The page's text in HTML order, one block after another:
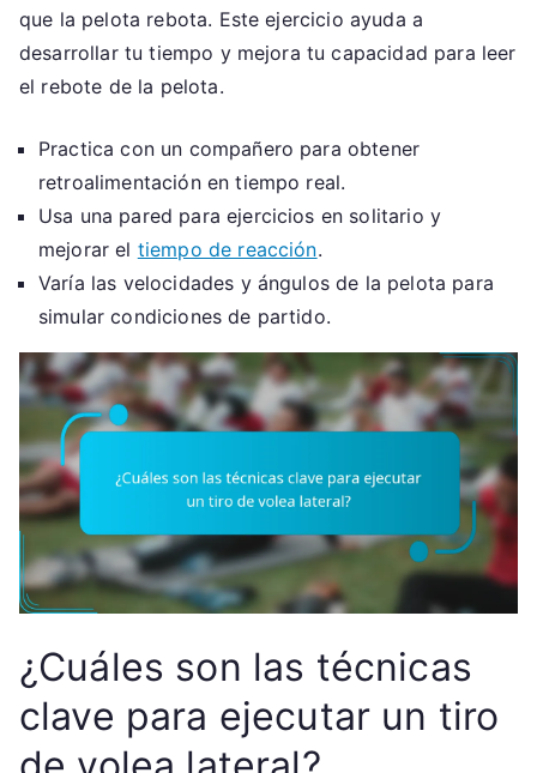
que la pelota rebota. Este ejercicio ayuda a
desarrollar tu tiempo y mejora tu capacidad para leer
el rebote de la pelota.
Practica con un compañero para obtener
retroalimentación en tiempo real.
Usa una pared para ejercicios en solitario y
mejorar el tiempo de reacción.
Varía las velocidades y ángulos de la pelota para
simular condiciones de partido.
¿Cuáles son las técnicas
clave para ejecutar un tiro